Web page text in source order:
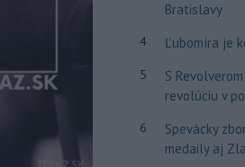
Bratislavy
4 Ľubomíra je
5
S
revolúciu v
6
Spevácky
medaily aj